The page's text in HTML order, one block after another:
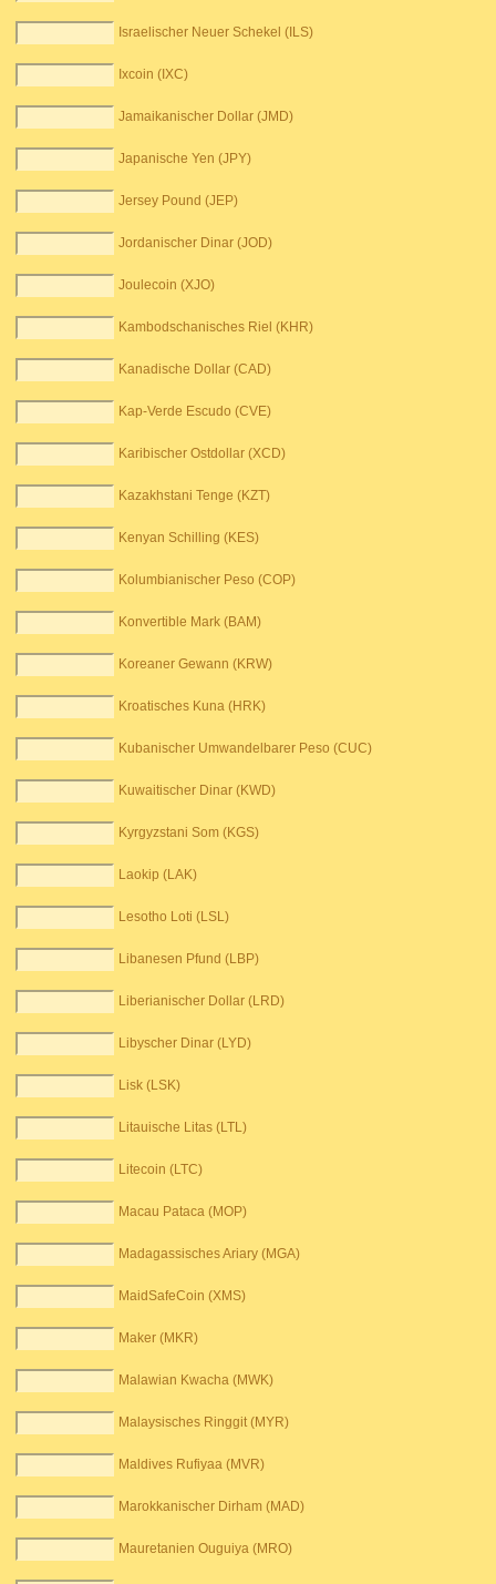
Israelischer Neuer Schekel (ILS)
Ixcoin (IXC)
Jamaikanischer Dollar (JMD)
Japanische Yen (JPY)
Jersey Pound (JEP)
Jordanischer Dinar (JOD)
Joulecoin (XJO)
Kambodschanisches Riel (KHR)
Kanadische Dollar (CAD)
Kap-Verde Escudo (CVE)
Karibischer Ostdollar (XCD)
Kazakhstani Tenge (KZT)
Kenyan Schilling (KES)
Kolumbianischer Peso (COP)
Konvertible Mark (BAM)
Koreaner Gewann (KRW)
Kroatisches Kuna (HRK)
Kubanischer Umwandelbarer Peso (CUC)
Kuwaitischer Dinar (KWD)
Kyrgyzstani Som (KGS)
Laokip (LAK)
Lesotho Loti (LSL)
Libanesen Pfund (LBP)
Liberianischer Dollar (LRD)
Libyscher Dinar (LYD)
Lisk (LSK)
Litauische Litas (LTL)
Litecoin (LTC)
Macau Pataca (MOP)
Madagassisches Ariary (MGA)
MaidSafeCoin (XMS)
Maker (MKR)
Malawian Kwacha (MWK)
Malaysisches Ringgit (MYR)
Maldives Rufiyaa (MVR)
Marokkanischer Dirham (MAD)
Mauretanien Ouguiya (MRO)